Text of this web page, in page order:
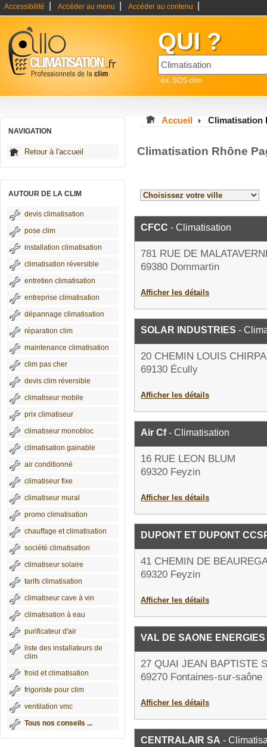
Accessibilité Accéder au menu Accéder au contenu
QUI ?
ex: SOS clim
NAVIGATION
Retour à l'accueil
AUTOUR DE LA CLIM
devis climatisation
pose clim
installation climatisation
climatisation réversible
entretien climatisation
entreprise climatisation
dépannage climatisation
réparation clim
maintenance climatisation
clim pas cher
devis clim réversible
climatiseur mobile
prix climatiseur
climatiseur monobloc
climatisation gainable
air conditionné
climatiseur fixe
climatiseur mural
promo climatisation
chauffage et climatisation
société climatisation
climatiseur solaire
tarifs climatisation
climatiseur cave à vin
climatisation à eau
purificateur d'air
liste des installateurs de
clim
froid et climatisation
frigoriste pour clim
ventilation vmc
Tous nos conseils ...
Accueil Climatisation
Climatisation Rhône
CFCC - Climatisation
781 RUE DE
69380 Dommartin
Afficher les détails
SOLAR INDUSTRIES -
20 CHEMIN LOUIS
69130 Écully
Afficher les détails
Air Cf- Climatisation
16 RUE LEON BLUM
69320 Feyzin
Afficher les détails
DUPONT ET DUPONT
41 CHEMIN DE
69320 Feyzin
Afficher les détails
VAL DE SAONE ENERGIES
27 QUAI JEAN BAPTISTE
69270 Fontaines-sur-saône
Afficher les détails
CENTRALAIR SA -